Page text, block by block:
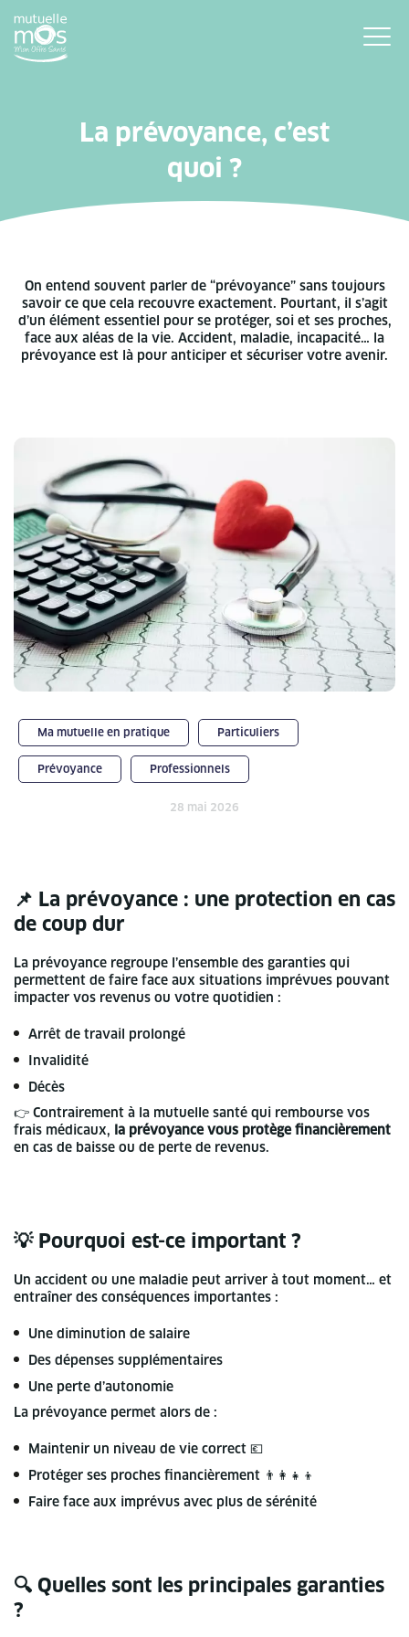
La prévoyance, c’est
quoi ?
On entend souvent parler de “prévoyance” sans toujours
savoir ce que cela recouvre exactement. Pourtant, il s’agit
d’un élément essentiel pour se protéger, soi et ses proches,
face aux aléas de la vie. Accident, maladie, incapacité… la
prévoyance est là pour anticiper et sécuriser votre avenir.
Ma mutuelle en pratique Particuliers
Prévoyance Professionnels
28 mai 2026
📌 La prévoyance : une protection en cas
de coup dur
La prévoyance regroupe l’ensemble des garanties qui
permettent de faire face aux situations imprévues pouvant
impacter vos revenus ou votre quotidien :
Arrêt de travail prolongé
Invalidité
Décès
👉 Contrairement à la mutuelle santé qui rembourse vos
frais médicaux, la prévoyance vous protège financièrement
en cas de baisse ou de perte de revenus.
💡 Pourquoi est-ce important ?
Un accident ou une maladie peut arriver à tout moment… et
entraîner des conséquences importantes :
Une diminution de salaire
Des dépenses supplémentaires
Une perte d’autonomie
La prévoyance permet alors de :
Maintenir un niveau de vie correct 💶
Protéger ses proches financièrement 👨‍👩‍👧‍👦
Faire face aux imprévus avec plus de sérénité
🔍 Quelles sont les principales garanties
?